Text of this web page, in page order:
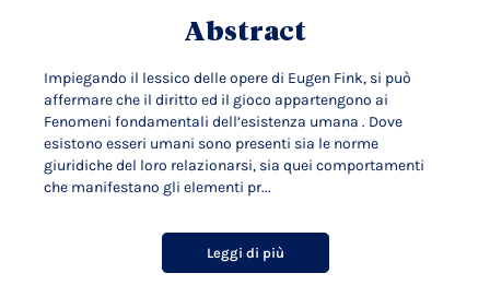
Abstract
Impiegando il lessico delle opere di Eugen Fink, si può
affermare che il diritto ed il gioco appartengono ai
Fenomeni fondamentali dell’esistenza umana . Dove
esistono esseri umani sono presenti sia le norme
giuridiche del loro relazionarsi, sia quei comportamenti
che manifestano gli elementi pr...
Leggi di più